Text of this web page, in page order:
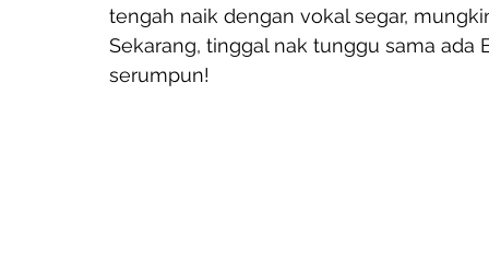
tengah naik dengan vokal segar,
Sekarang, tinggal nak tunggu sama
serumpun!